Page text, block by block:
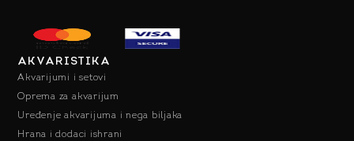
AKVARISTIKA
Akvarijumi i setovi
Oprema za akvarijum
Uređenje akvarijuma i nega biljaka
Hrana i dodaci ishrani